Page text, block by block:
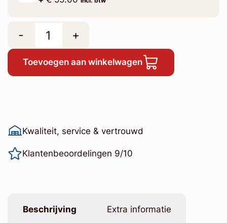
- +
Toevoegen aan winkelwagen
Kwaliteit, service & vertrouwd
Klantenbeoordelingen 9/10
Beschrijving Extra informatie